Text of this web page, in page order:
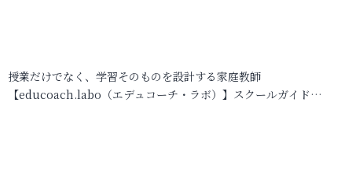
授業だけでなく、学習そのものを設計する家庭教師
【educoach.labo（エデュコーチ・ラボ）】スクールガイド…